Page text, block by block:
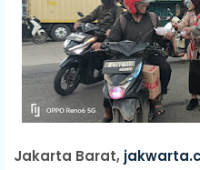
Jakarta Barat,